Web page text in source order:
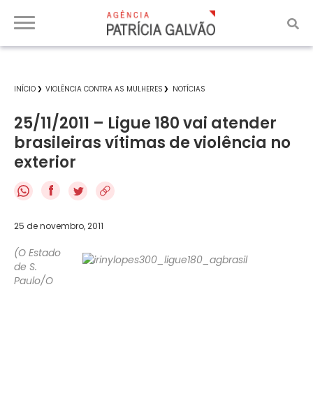
INÍCIO VIOLÊNCIA CONTRA AS MULHERES NOTÍCIAS
25/11/2011 – Ligue 180 vai atender
brasileiras vítimas de violência no
exterior
f
25 de novembro, 2011
(O Estado
de S.
Paulo/O